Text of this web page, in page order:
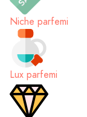
Niche parfemi
Lux parfemi